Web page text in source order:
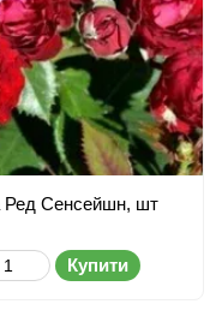
Ред Сенсейшн, шт
Купити